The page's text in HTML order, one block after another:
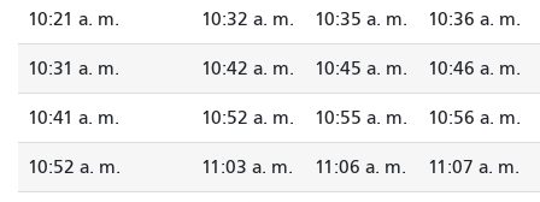
10:21 a. m. 10:32 a. m. 10:35 a. m. 10:36 a. m.
10:31 a. m. 10:42 a. m. 10:45 a. m. 10:46 a. m.
10:41 a. m. 10:52 a. m. 10:55 a. m. 10:56 a. m.
10:52 a. m. 11:03 a. m. 11:06 a. m. 11:07 a. m.